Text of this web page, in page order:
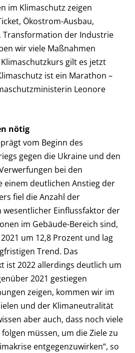
im Klimaschutz zeigen
Ökostrom-Ausbau,
Transformation der Industrie
wir viele Maßnahmen
gilt es jetzt
ist ein Marathon –
Leonore
nötig
vom Beginn des
gegen die Ukraine und den
bei den
einem deutlichen Anstieg der
fiel die Anzahl der
wesentlicher Einflussfaktor der
im Gebäude-Bereich sind,
um 12,8 Prozent und lag
Trend. Das
ist 2022 allerdings deutlich um
2021 gestiegen
zeigen, kommen wir im
und der Klimaneutralität
aber auch, dass noch viele
müssen, um die Ziele zu
entgegenzuwirken“, so